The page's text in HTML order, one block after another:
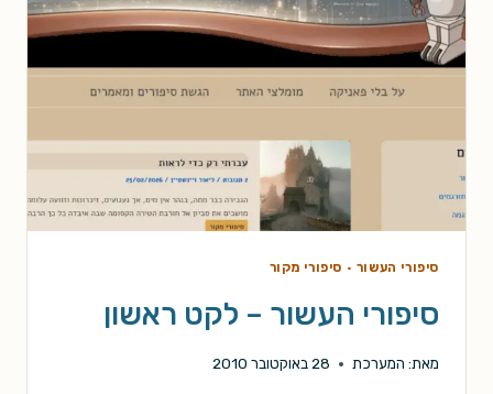
סיפורי העשור · סיפורי מקור
סיפורי העשור – לקט ראשון
מאת: המערכת 28 באוקטובר 2010